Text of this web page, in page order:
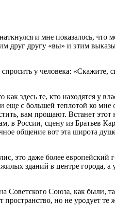
и мне показалось, что
друг другу «вы» и этим
у человека: «Скажите,
здесь те, кто находятся у
еще с большей теплотой ко мне
вам прощают. Встанет этот
в России, сцену из Братьев
общение вот эта широта
это даже более европейский
зданий в центре города, а
Советского Союза, как были,
пространство, но не уродует